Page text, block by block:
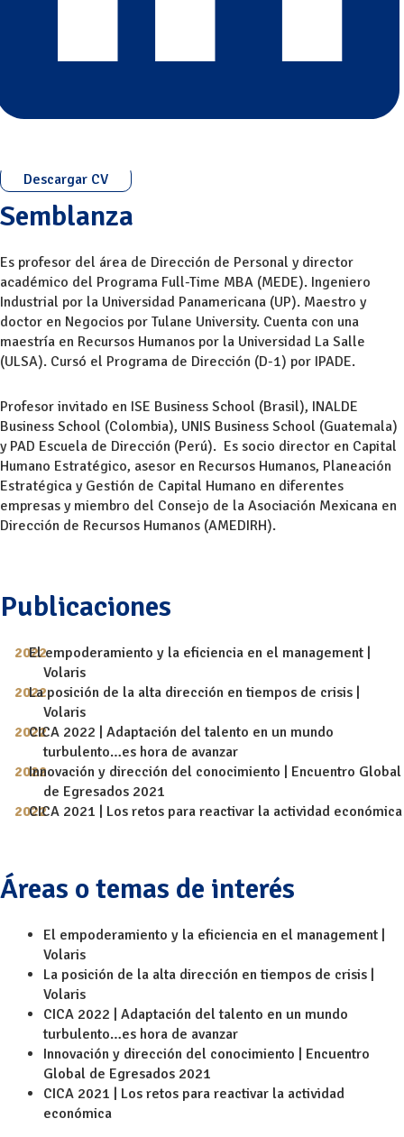
Descargar CV
Semblanza
Es profesor del área de Dirección de Personal y director
académico del Programa Full-Time MBA (MEDE). Ingeniero
Industrial por la Universidad Panamericana (UP). Maestro y
doctor en Negocios por Tulane University. Cuenta con una
maestría en Recursos Humanos por la Universidad La Salle
(ULSA). Cursó el Programa de Dirección (D-1) por IPADE.
Profesor invitado en ISE Business School (Brasil), INALDE
Business School (Colombia), UNIS Business School (Guatemala)
y PAD Escuela de Dirección (Perú). Es socio director en Capital
Humano Estratégico, asesor en Recursos Humanos, Planeación
Estratégica y Gestión de Capital Humano en diferentes
empresas y miembro del Consejo de la Asociación Mexicana en
Dirección de Recursos Humanos (AMEDIRH).
Publicaciones
El empoderamiento y la eficiencia en el management |
Volaris
La posición de la alta dirección en tiempos de crisis |
Volaris
CICA 2022 | Adaptación del talento en un mundo
turbulento…es hora de avanzar
Innovación y dirección del conocimiento | Encuentro Global
de Egresados 2021
CICA 2021 | Los retos para reactivar la actividad económica
Áreas o temas de interés
El empoderamiento y la eficiencia en el management |
Volaris
La posición de la alta dirección en tiempos de crisis |
Volaris
CICA 2022 | Adaptación del talento en un mundo
turbulento…es hora de avanzar
Innovación y dirección del conocimiento | Encuentro
Global de Egresados 2021
CICA 2021 | Los retos para reactivar la actividad
económica